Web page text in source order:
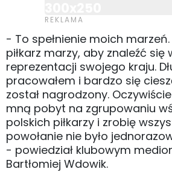
- To spełnienie moich
piłkarz marzy, aby znaleźć się
reprezentacji swojego kraju.
pracowałem i bardzo się
został nagrodzony.
mną pobyt na zgrupowaniu
polskich piłkarzy i zrobię
powołanie nie było
- powiedział klubowym
Bartłomiej Wdowik.